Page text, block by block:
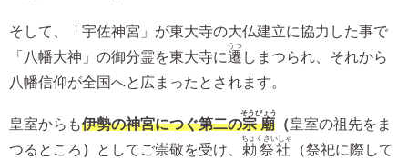
そして、「宇佐神宮」が東大寺の大仏建立に協力した事で
「八幡大神」の御分霊を東大寺に遷
うつ
しまつられ、それから
八幡信仰が全国へと広まったとされます。
皇室からも伊勢の神宮につぐ第二の宗廟
そうびょう
（皇室の祖先をま
つるところ ） としてご崇敬を受け、 勅祭社
ちょくさいしゃ
（祭祀に際して